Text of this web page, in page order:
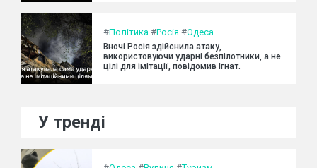
#Політика #Росія #Одеса
Вночі Росія здійснила атаку,
використовуючи ударні безпілотники, а не
цілі для імітації, повідомив Ігнат.
У тренді